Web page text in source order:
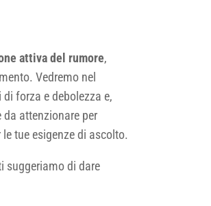
attiva del rumore,
Vedremo nel
forza e debolezza e,
attenzionare per
tue esigenze di ascolto.
suggeriamo di dare